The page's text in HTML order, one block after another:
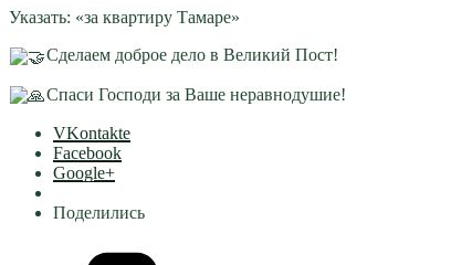
Указать: «за квартиру Тамаре»
Сделаем доброе дело в Великий Пост!
Спаси Господи за Ваше неравнодушие!
VKontakte
Facebook
Google+
Поделились